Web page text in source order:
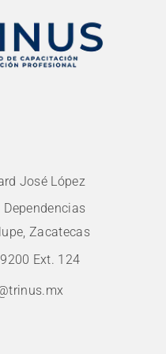
José López
Zacatecas
Ext. 124